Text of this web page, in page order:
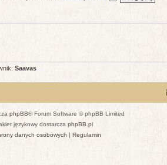
Saavas
phpBB® Forum Software © phpBB Limited
językowy dostarcza phpBB.pl
danych osobowych | Regulamin